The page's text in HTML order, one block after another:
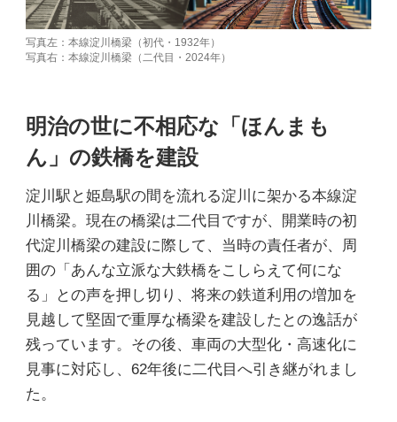
写真左：本線淀川橋梁（初代・1932年）
写真右：本線淀川橋梁（二代目・2024年）
明治の世に不相応な「ほんまも
ん」の鉄橋を建設
淀川駅と姫島駅の間を流れる淀川に架かる本線淀
川橋梁。現在の橋梁は二代目ですが、開業時の初
代淀川橋梁の建設に際して、当時の責任者が、周
囲の「あんな立派な大鉄橋をこしらえて何にな
る」との声を押し切り、将来の鉄道利用の増加を
見越して堅固で重厚な橋梁を建設したとの逸話が
残っています。その後、車両の大型化・高速化に
見事に対応し、62年後に二代目へ引き継がれまし
た。